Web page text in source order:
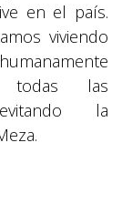
en el país.
viviendo
todas las
la